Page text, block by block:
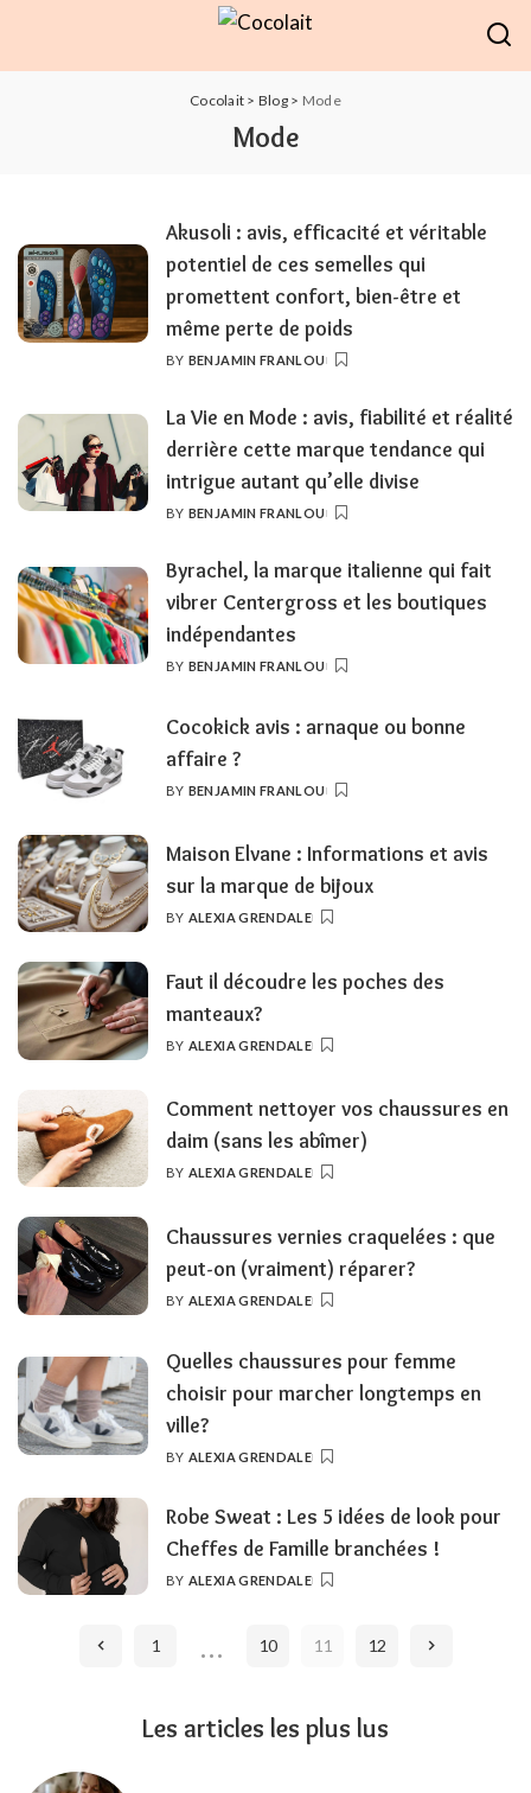
Cocolait > Blog > Mode
Mode
Akusoli : avis, efficacité et véritable
potentiel de ces semelles qui
promettent confort, bien-être et
même perte de poids
POSTED
BY BENJAMIN FRANLOU
La Vie en Mode : avis, fiabilité et réalité
derrière cette marque tendance qui
intrigue autant qu’elle divise
POSTED
BY BENJAMIN FRANLOU
Byrachel, la marque italienne qui fait
vibrer Centergross et les boutiques
indépendantes
POSTED
BY BENJAMIN FRANLOU
Cocokick avis : arnaque ou bonne
affaire ?
POSTED
BY BENJAMIN FRANLOU
Maison Elvane : Informations et avis
sur la marque de bijoux
POSTED
BY ALEXIA GRENDALE
Faut il découdre les poches des
manteaux?
POSTED
BY ALEXIA GRENDALE
Comment nettoyer vos chaussures en
daim (sans les abîmer)
POSTED
BY ALEXIA GRENDALE
Chaussures vernies craquelées : que
peut-on (vraiment) réparer?
POSTED
BY ALEXIA GRENDALE
Quelles chaussures pour femme
choisir pour marcher longtemps en
ville?
POSTED
BY ALEXIA GRENDALE
Robe Sweat : Les 5 idées de look pour
Cheffes de Famille branchées !
POSTED
BY ALEXIA GRENDALE
1 … 10 11 12
Les articles les plus lus